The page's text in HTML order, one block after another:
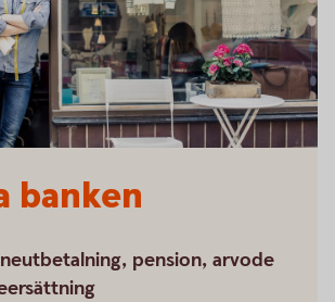
banken
pension, arvode